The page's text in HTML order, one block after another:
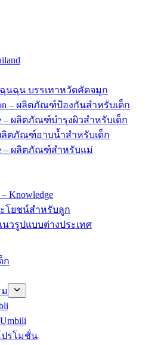
ฉุนฉุน บรรเทาหวัดคัดจมูก
– ผลิตภัณฑ์ป้องกันสำหรับเด็ก
– ผลิตภัณฑ์บำรุงผิวสำหรับเด็ก
ผลิตภัณฑ์อาบน้ำสำหรับเด็ก
– ผลิตภัณฑ์สำหรับแม่
Knowledge
โยชน์สำหรับลูก
นวรูปแบบต่างประเทศ
ก
ปรโมชั่น